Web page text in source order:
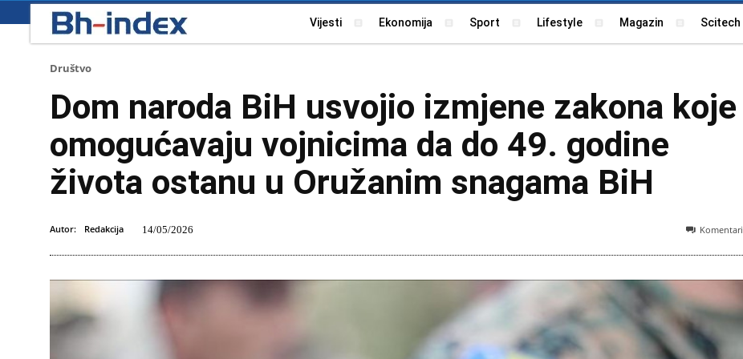
Vijesti Ekonomija Sport Lifestyle Magazin Scitech
Društvo
Dom naroda BiH usvojio izmjene zakona koje
omogućavaju vojnicima da do 49. godine
života ostanu u Oružanim snagama BiH
Autor: Redakcija 14/05/2026 Komentari